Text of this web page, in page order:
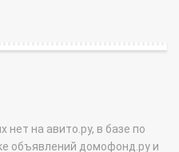
нет на авито.ру, в базе по
объявлений домофонд.ру и